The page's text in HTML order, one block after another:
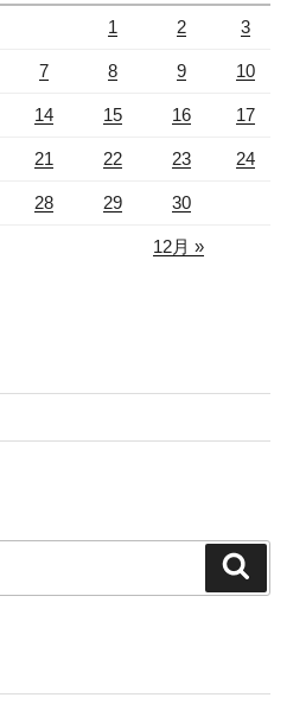
1 2 3
7 8 9 10
14 15 16 17
21 22 23 24
28 29 30
12月 »